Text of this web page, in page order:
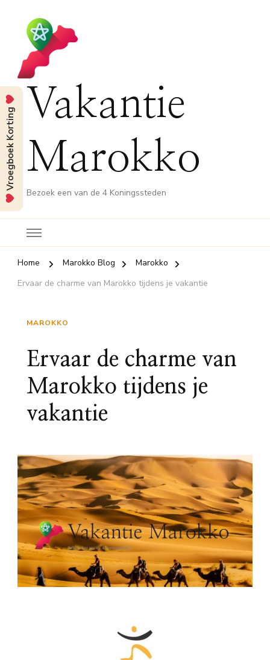
Vakantie
Marokko
Bezoek een van de 4 Koningssteden
Home Marokko Blog
Marokko
Ervaar de charme van Marokko tijdens je vakantie
MAROKKO
Ervaar de charme van
Marokko tijdens je
vakantie
Vroegboek Korting